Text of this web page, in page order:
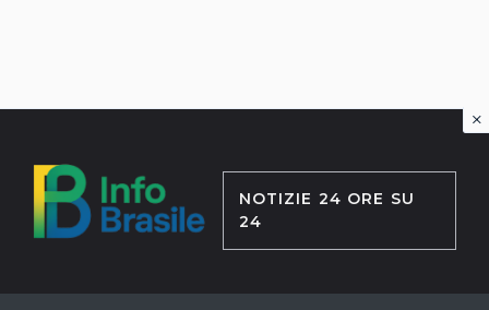
contenuto
NOTIZIE 24 ORE SU
24
×